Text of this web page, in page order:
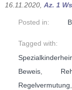
16.11.2020, Az. 1
Posted in:
Tagged with:
Beweis
Regelvermutung,